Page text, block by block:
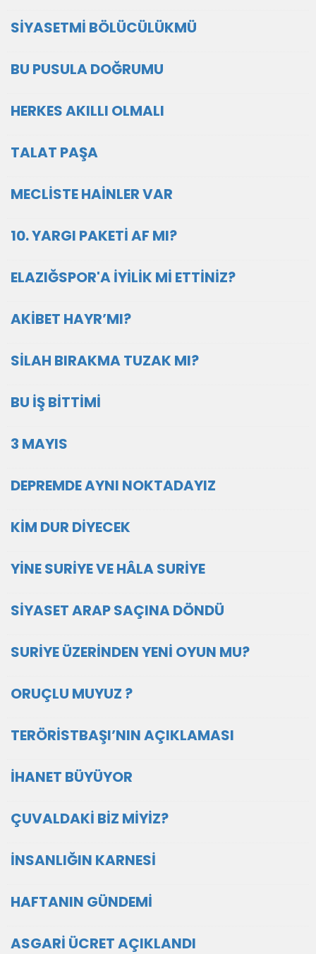
SİYASETMİ BÖLÜCÜLÜKMÜ
BU PUSULA DOĞRUMU
HERKES AKILLI OLMALI
TALAT PAŞA
MECLİSTE HAİNLER VAR
10. YARGI PAKETİ AF MI?
ELAZIĞSPOR'A İYİLİK Mİ ETTİNİZ?
AKİBET HAYR’MI?
SİLAH BIRAKMA TUZAK MI?
BU İŞ BİTTİMİ
3 MAYIS
DEPREMDE AYNI NOKTADAYIZ
KİM DUR DİYECEK
YİNE SURİYE VE HÂLA SURİYE
SİYASET ARAP SAÇINA DÖNDÜ
SURİYE ÜZERİNDEN YENİ OYUN MU?
ORUÇLU MUYUZ ?
TERÖRİSTBAŞI’NIN AÇIKLAMASI
İHANET BÜYÜYOR
ÇUVALDAKİ BİZ MİYİZ?
İNSANLIĞIN KARNESİ
HAFTANIN GÜNDEMİ
ASGARİ ÜCRET AÇIKLANDI